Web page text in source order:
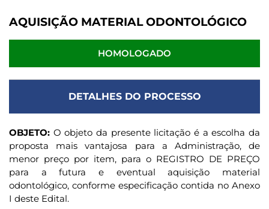
AQUISIÇÃO MATERIAL ODONTOLÓGICO
HOMOLOGADO
DETALHES DO PROCESSO
OBJETO: O objeto da presente licitação é a escolha da
proposta mais vantajosa para a Administração, de
menor preço por item, para o REGISTRO DE PREÇO
para a futura e eventual aquisição material
odontológico, conforme especificação contida no Anexo
I deste Edital.